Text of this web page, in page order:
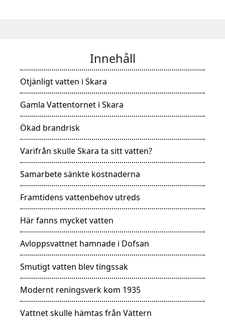
Innehåll
Otjänligt vatten i Skara
Gamla Vattentornet i Skara
Ökad brandrisk
Varifrån skulle Skara ta sitt vatten?
Samarbete sänkte kostnaderna
Framtidens vattenbehov utreds
Här fanns mycket vatten
Avloppsvattnet hamnade i Dofsan
Smutigt vatten blev tingssak
Modernt reningsverk kom 1935
Vattnet skulle hämtas från Vättern